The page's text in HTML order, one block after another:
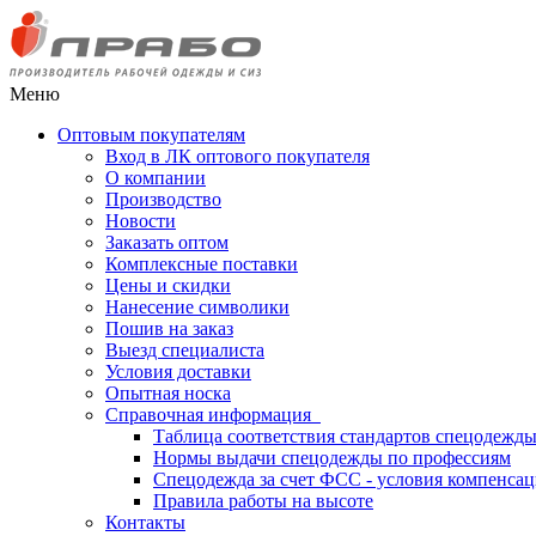
Меню
Оптовым покупателям
Вход в ЛК оптового покупателя
О компании
Производство
Новости
Заказать оптом
Комплексные поставки
Цены и скидки
Нанесение символики
Пошив на заказ
Выезд специалиста
Условия доставки
Опытная носка
Справочная информация
Таблица соответствия стандартов спецодежды
Нормы выдачи спецодежды по профессиям
Спецодежда за счет ФСС - условия
Правила работы на высоте
Контакты